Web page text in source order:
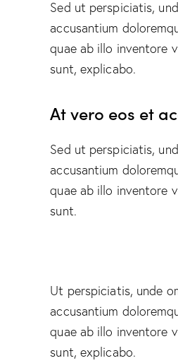
Sed ut perspiciatis,
accusantium
quae ab illo inventore
sunt, explicabo.
At vero eos et
Sed ut perspiciatis,
accusantium
quae ab illo inventore
sunt.
Ut perspiciatis, unde
accusantium
quae ab illo inventore
sunt, explicabo.